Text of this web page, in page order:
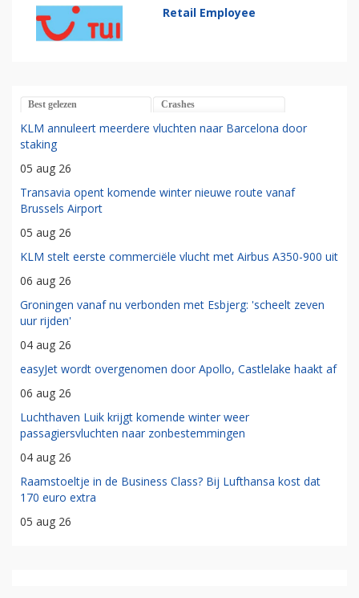
Retail Employee
Best gelezen Crashes
KLM annuleert meerdere vluchten naar Barcelona door
staking
05 aug 26
Transavia opent komende winter nieuwe route vanaf
Brussels Airport
05 aug 26
KLM stelt eerste commerciële vlucht met Airbus A350-900 uit
06 aug 26
Groningen vanaf nu verbonden met Esbjerg: 'scheelt zeven
uur rijden'
04 aug 26
easyJet wordt overgenomen door Apollo, Castlelake haakt af
06 aug 26
Luchthaven Luik krijgt komende winter weer
passagiersvluchten naar zonbestemmingen
04 aug 26
Raamstoeltje in de Business Class? Bij Lufthansa kost dat
170 euro extra
05 aug 26